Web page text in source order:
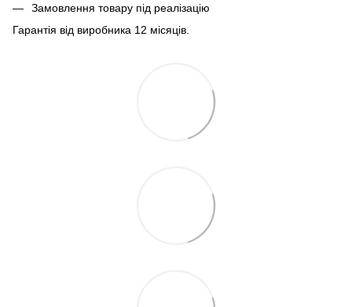
Замовлення товару під реалізацію
Гарантія від виробника 12 місяців.